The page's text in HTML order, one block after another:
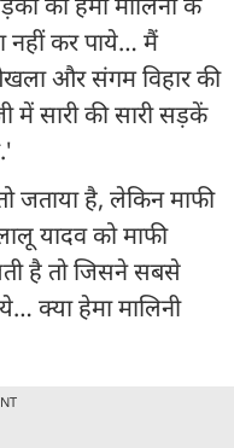
नहीं कर पाये… मैं
और संगम विहार की
सारी की सारी सड़कें
जताया है, लेकिन माफी
यादव को माफी
है तो जिसने सबसे
क्या हेमा मालिनी